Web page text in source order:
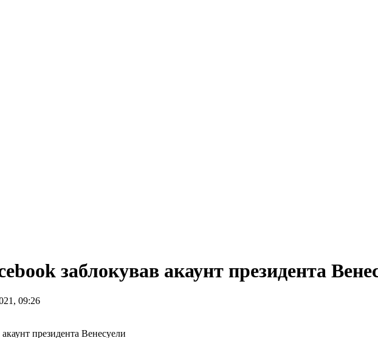
заблокував акаунт президента
09:26